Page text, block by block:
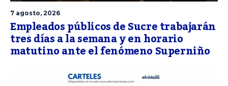
7 agosto, 2026
Empleados públicos de Sucre trabajarán
tres días a la semana y en horario
matutino ante el fenómeno Superniño